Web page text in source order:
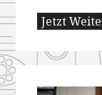
Jetzt